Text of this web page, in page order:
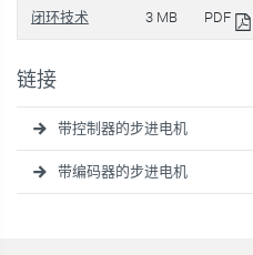
闭环技术 3 MB PDF
链接
带控制器的步进电机
带编码器的步进电机